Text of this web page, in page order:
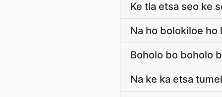
Ke tla etsa seo ke
Na ho bolokiloe ho
Boholo bo boholo
Na ke ka etsa